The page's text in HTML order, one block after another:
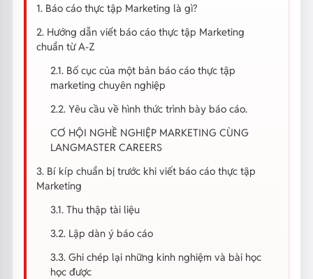
1. Báo cáo thực tập Marketing là gì?
2. Hướng dẫn viết báo cáo thực tập Marketing
chuẩn từ A-Z
2.1. Bố cục của một bản báo cáo thực tập
marketing chuyên nghiệp
2.2. Yêu cầu về hình thức trình bày báo cáo.
CƠ HỘI NGHỀ NGHIỆP MARKETING CÙNG
LANGMASTER CAREERS
3. Bí kíp chuẩn bị trước khi viết báo cáo thực tập
Marketing
3.1. Thu thập tài liệu
3.2. Lập dàn ý báo cáo
3.3. Ghi chép lại những kinh nghiệm và bài học
học được